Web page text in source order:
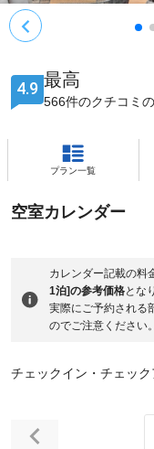
4.9 最高
566件のクチコミ
プラン一覧
空室カレンダー
カレンダー記載の料
1泊]の参考価格とな
実際にご予約される
のでご注意ください。
チェックイン・チェッ